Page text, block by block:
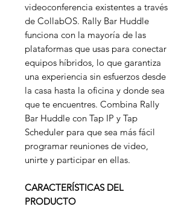
videoconferencia existentes a través
de CollabOS. Rally Bar Huddle
funciona con la mayoría de las
plataformas que usas para conectar
equipos híbridos, lo que garantiza
una experiencia sin esfuerzos desde
la casa hasta la oficina y donde sea
que te encuentres. Combina Rally
Bar Huddle con Tap IP y Tap
Scheduler para que sea más fácil
programar reuniones de video,
unirte y participar en ellas.
CARACTERÍSTICAS DEL
PRODUCTO